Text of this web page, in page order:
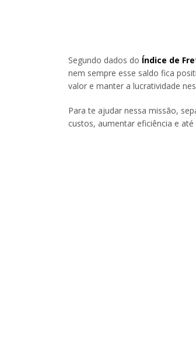
Segundo dados do Índice de
nem sempre esse saldo fica
valor e manter a lucratividade
Para te ajudar nessa missão,
custos, aumentar eficiência e